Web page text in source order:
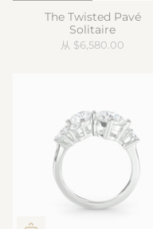
The Twisted Pavé
Solitaire
从 $6,580.00